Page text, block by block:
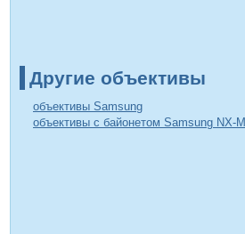
Другие объективы
объективы Samsung
объективы с байонетом Samsung NX-M